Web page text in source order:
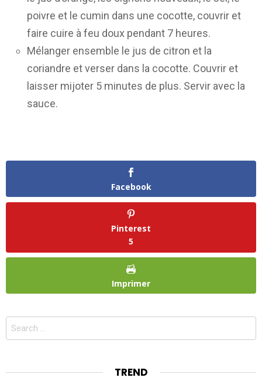
poivre et le cumin dans une cocotte, couvrir et
faire cuire à feu doux pendant 7 heures.
Mélanger ensemble le jus de citron et la
coriandre et verser dans la cocotte. Couvrir et
laisser mijoter 5 minutes de plus. Servir avec la
sauce.
Facebook
Pinterest
5
Imprimer
Search
TREND